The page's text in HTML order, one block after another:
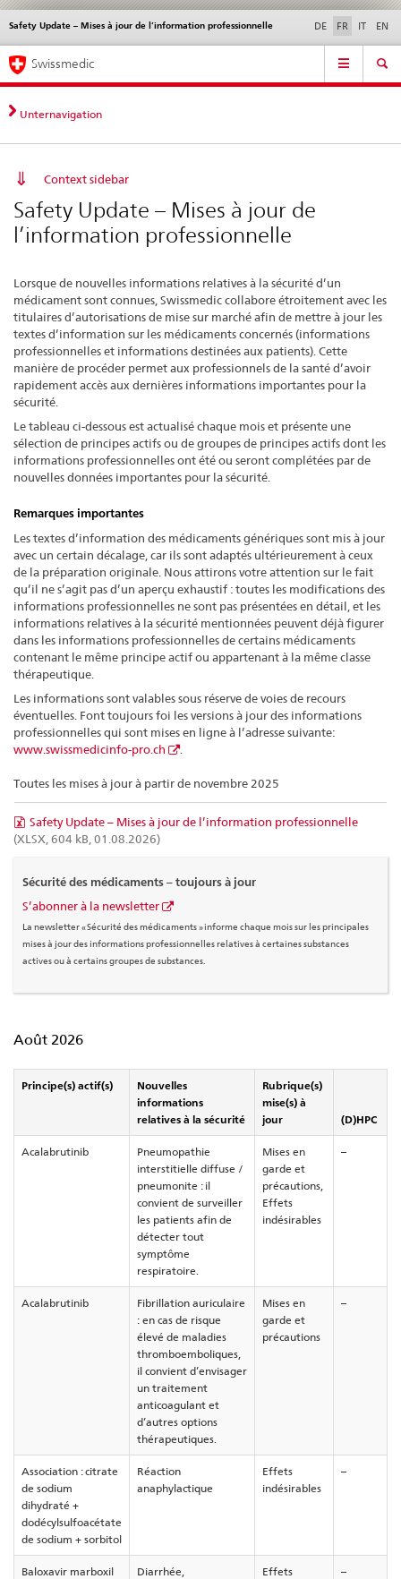
Navigation
directe:
actualités,
bases
contact
Actualités & Mises à
normes
Contact | Support &
aide
Safety Update – Mises à jour de l’information professionnelle DE FR IT EN
Service
Navigation
Swissmedic
Unternavigation
Context sidebar
Safety Update – Mises à jour de
l’information professionnelle
Lorsque de nouvelles informations relatives à la sécurité d’un
médicament sont connues, Swissmedic collabore étroitement avec les
titulaires d’autorisations de mise sur marché afin de mettre à jour les
textes d’information sur les médicaments concernés (informations
professionnelles et informations destinées aux patients). Cette
manière de procéder permet aux professionnels de la santé d’avoir
rapidement accès aux dernières informations importantes pour la
sécurité.
Le tableau ci-dessous est actualisé chaque mois et présente une
sélection de principes actifs ou de groupes de principes actifs dont les
informations professionnelles ont été ou seront complétées par de
nouvelles données importantes pour la sécurité.
Remarques importantes
Les textes d’information des médicaments génériques sont mis à jour
avec un certain décalage, car ils sont adaptés ultérieurement à ceux
de la préparation originale. Nous attirons votre attention sur le fait
qu’il ne s’agit pas d’un aperçu exhaustif : toutes les modifications des
informations professionnelles ne sont pas présentées en détail, et les
informations relatives à la sécurité mentionnées peuvent déjà figurer
dans les informations professionnelles de certains médicaments
contenant le même principe actif ou appartenant à la même classe
thérapeutique.
Les informations sont valables sous réserve de voies de recours
éventuelles. Font toujours foi les versions à jour des informations
professionnelles qui sont mises en ligne à l’adresse suivante:
www.swissmedicinfo-pro.ch
Toutes les mises à jour à partir de novembre 2025
Safety Update – Mises à jour de l’information professionnelle
(XLSX, 604 kB, 01.08.2026)
Sécurité des médicaments – toujours à jour
S’abonner à la newsletter
La newsletter « Sécurité des médicaments » informe chaque mois sur les principales
mises à jour des informations professionnelles relatives à certaines substances
actives ou à certains groupes de substances.
Août 2026
Principe(s) actif(s)
Nouvelles
informations
relatives à la sécurité
Rubrique(s)
mise(s) à
jour
(D)HPC
Acalabrutinib
Pneumopathie
interstitielle diffuse /
pneumonite : il
convient de surveiller
les patients afin de
détecter tout
symptôme
respiratoire.
Mises en
garde et
précautions,
Effets
indésirables
–
Acalabrutinib
Fibrillation auriculaire
: en cas de risque
élevé de maladies
thromboemboliques,
il convient d’envisager
un traitement
anticoagulant et
d’autres options
thérapeutiques.
Mises en
garde et
précautions
–
Association : citrate
de sodium
dihydraté +
dodécylsulfoacétate
de sodium + sorbitol
Réaction
anaphylactique
Effets
indésirables
–
Baloxavir marboxil
Diarrhée,
Effets
–